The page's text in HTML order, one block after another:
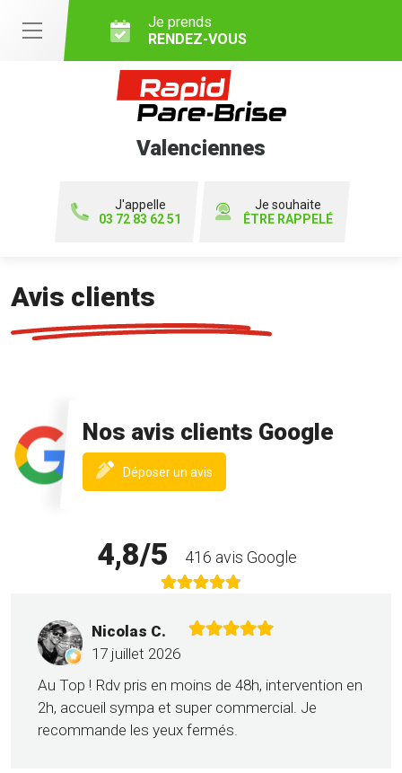
Je prends
RENDEZ-VOUS
Valenciennes
J'appelle
03 72 83 62 51
Je souhaite
ÊTRE RAPPELÉ
Avis clients
Nos avis clients Google
Déposer un avis
fenêtre)
4,8/5 416 avis Google
Nicolas C.
17 juillet 2026
Au Top ! Rdv pris en moins de 48h, intervention en
2h, accueil sympa et super commercial. Je
recommande les yeux fermés.